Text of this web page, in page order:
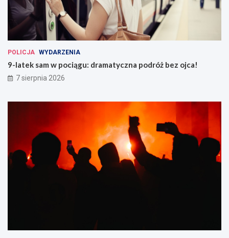
POLICJA WYDARZENIA
9-latek sam w pociągu: dramatyczna podróż bez ojca!
7 sierpnia 2026